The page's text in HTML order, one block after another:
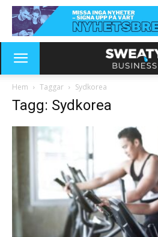
Hem Taggar Sydkorea
Tagg: Sydkorea